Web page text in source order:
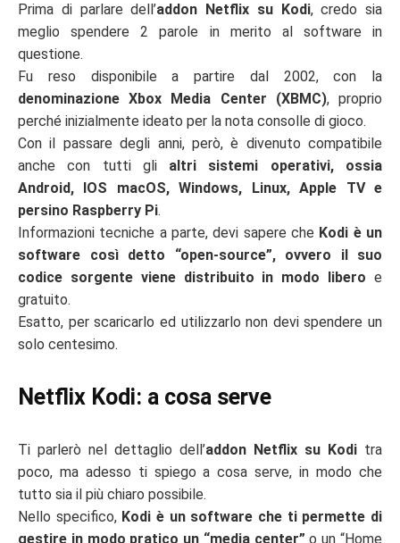
Prima di parlare dell’addon Netflix su Kodi, credo sia
meglio spendere 2 parole in merito al software in
questione.
Fu reso disponibile a partire dal 2002, con la
denominazione Xbox Media Center (XBMC), proprio
perché inizialmente ideato per la nota consolle di gioco.
Con il passare degli anni, però, è divenuto compatibile
anche con tutti glialtri sistemi operativi, ossia
Android, IOS macOS, Windows, Linux, Apple TV e
persino Raspberry Pi.
Informazioni tecniche a parte, devi sapere che Kodi è un
software così detto “open-source”, ovvero il suo
codice sorgente viene distribuito in modo libero e
gratuito.
Esatto, per scaricarlo ed utilizzarlo non devi spendere un
solo centesimo.
Netflix Kodi: a cosa serve
Ti parlerò nel dettaglio dell’addon Netflix su Kodi tra
poco, ma adesso ti spiego a cosa serve, in modo che
tutto sia il più chiaro possibile.
Nello specifico, Kodi è un software che ti permette di
gestire in modo pratico un “media center” o un “Home